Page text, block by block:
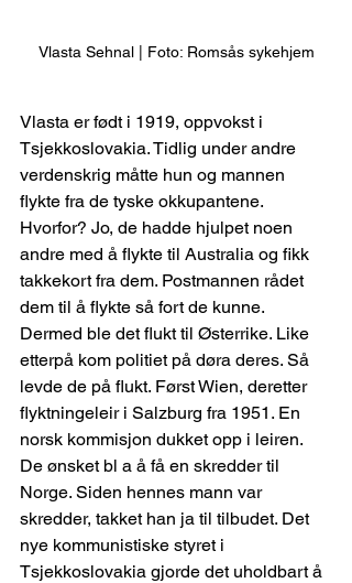
Vlasta Sehnal | Foto: Romsås sykehjem
Vlasta er født i 1919, oppvokst i
Tsjekkoslovakia. Tidlig under andre
verdenskrig måtte hun og mannen
flykte fra de tyske okkupantene.
Hvorfor? Jo, de hadde hjulpet noen
andre med å flykte til Australia og fikk
takkekort fra dem. Postmannen rådet
dem til å flykte så fort de kunne.
Dermed ble det flukt til Østerrike. Like
etterpå kom politiet på døra deres. Så
levde de på flukt. Først Wien, deretter
flyktningeleir i Salzburg fra 1951. En
norsk kommisjon dukket opp i leiren.
De ønsket bl a å få en skredder til
Norge. Siden hennes mann var
skredder, takket han ja til tilbudet. Det
nye kommunistiske styret i
Tsjekkoslovakia gjorde det uholdbart å